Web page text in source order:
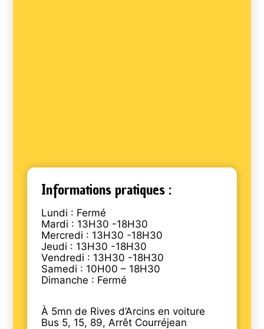
Informations pratiques :
Lundi : Fermé
Mardi : 13H30 -18H30
Mercredi : 13H30 -18H30
Jeudi : 13H30 -18H30
Vendredi : 13H30 -18H30
Samedi : 10H00 – 18H30
Dimanche : Fermé
À 5mn de Rives d’Arcins en voiture
Bus 5, 15, 89, Arrêt Courréjean